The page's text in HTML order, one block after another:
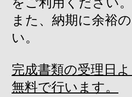
また、納期に余裕
い。
完成書類の受理日
無料で行います。